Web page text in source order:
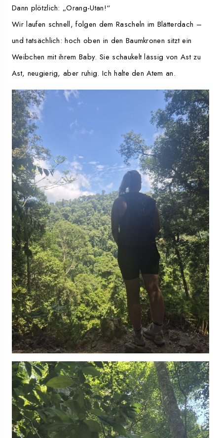
Dann plötzlich: „Orang-Utan!“
Wir laufen schnell, folgen dem Rascheln im Blätterdach –
und tatsächlich: hoch oben in den Baumkronen sitzt ein
Weibchen mit ihrem Baby. Sie schaukelt lässig von Ast zu
Ast, neugierig, aber ruhig. Ich halte den Atem an.